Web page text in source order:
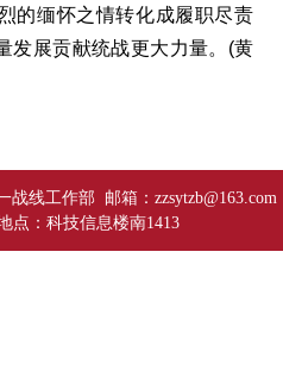
的缅怀之情转化成履职尽责
发展贡献统战更大力量。(黄
线工作部 邮箱：zzsytzb@163.com
点：科技信息楼南1413